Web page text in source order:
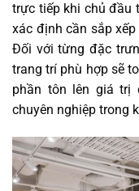
trực tiếp khi chủ đầu
xác định cần sắp
Đối với từng đặc
trang trí phù hợp sẽ
phần tôn lên giá trị
chuyên nghiệp trong